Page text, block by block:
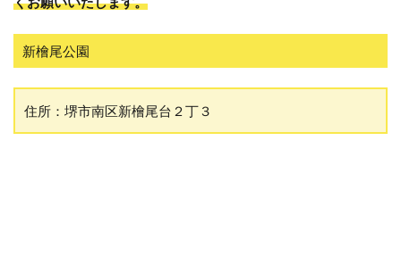
新檜尾公園
住所：堺市南区新檜尾台２丁３